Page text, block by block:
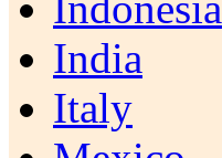
India
Italy